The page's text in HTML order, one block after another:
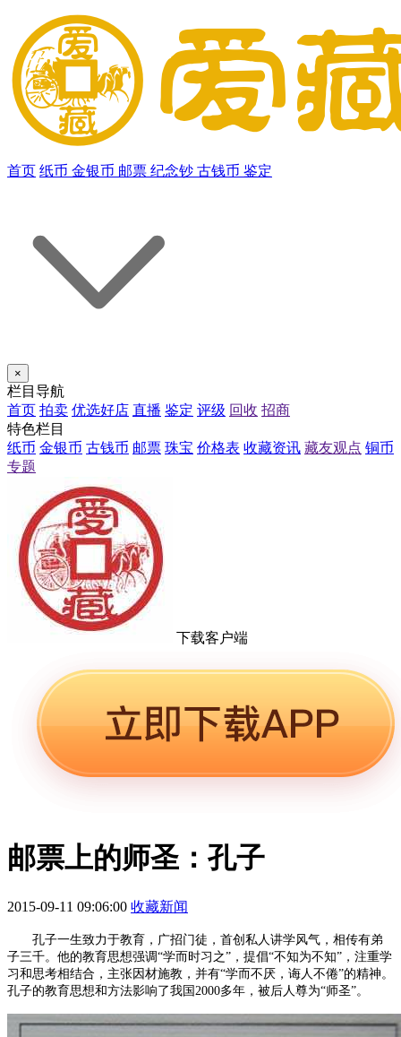
首页 纸币 金银币 邮票 纪念钞 古钱币 鉴定
×
栏目导航
首页 拍卖 优选好店 直播 鉴定 评级 回收 招商
特色栏目
纸币 金银币 古钱币 邮票 珠宝 价格表 收藏资讯 藏友观点 铜币
专题
下载客户端
邮票上的师圣：孔子
2015-09-11 09:06:00 收藏新闻
孔子一生致力于教育，广招门徒，首创私人讲学风气，相传有弟
子三千。他的教育思想强调“学而时习之”，提倡“不知为不知”，注重学
习和思考相结合，主张因材施教，并有“学而不厌，诲人不倦”的精神。
孔子的教育思想和方法影响了我国2000多年，被后人尊为“师圣”。